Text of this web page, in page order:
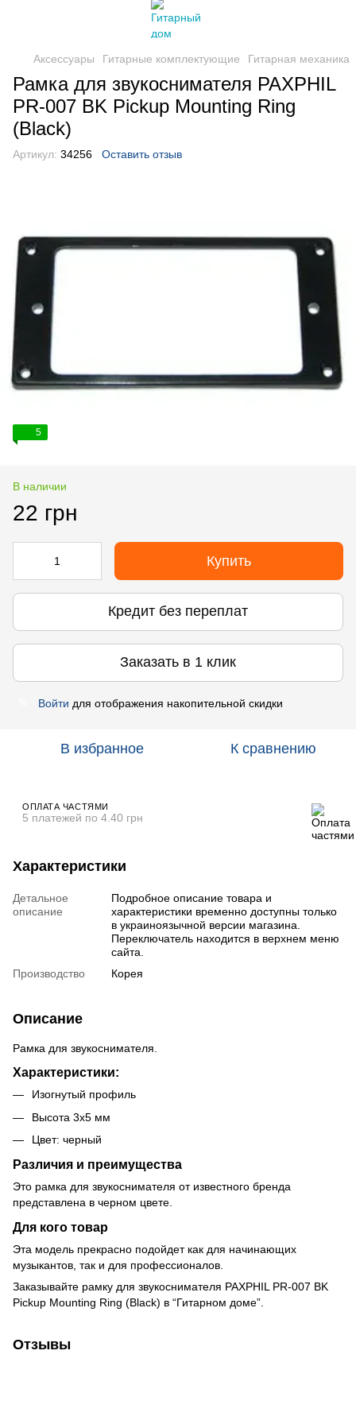
Аксессуары Гитарные комплектующие Гитарная механика
Рамка для звукоснимателя PAXPHIL
PR-007 BK Pickup Mounting Ring
(Black)
Артикул: 34256 Оставить отзыв
5
В наличии
22 грн
Купить
Кредит без переплат
Заказать в 1 клик
Войти для отображения накопительной скидки
В избранное К сравнению
ОПЛАТА ЧАСТЯМИ
5 платежей по 4.40 грн
Характеристики
Детальное
описание
Подробное описание товара и
характеристики временно доступны только
в украиноязычной версии магазина.
Переключатель находится в верхнем меню
сайта.
Производство
Корея
Описание
Рамка для звукоснимателя.
Характеристики:
Изогнутый профиль
Высота 3х5 мм
Цвет: черный
Различия и преимущества
Это рамка для звукоснимателя от известного бренда
представлена в черном цвете.
Для кого товар
Эта модель прекрасно подойдет как для начинающих
музыкантов, так и для профессионалов.
Заказывайте рамку для звукоснимателя PAXPHIL PR-007 BK
Pickup Mounting Ring (Black) в “Гитарном доме”.
Отзывы